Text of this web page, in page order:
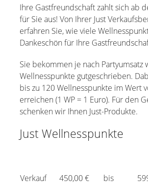
Ihre Gastfreundschaft zahlt sich ab
für Sie aus! Von Ihrer Just
erfahren Sie, wie viele
Dankeschön für Ihre
Sie bekommen je nach Partyumsatz
Wellnesspunkte gutgeschrieben.
bis zu 120 Wellnesspunkte im Wert
erreichen (1 WP = 1 Euro). Für den
schenken wir Ihnen Just-Produkte.
Just Wellnesspunkte
Verkauf 450,00 € bis